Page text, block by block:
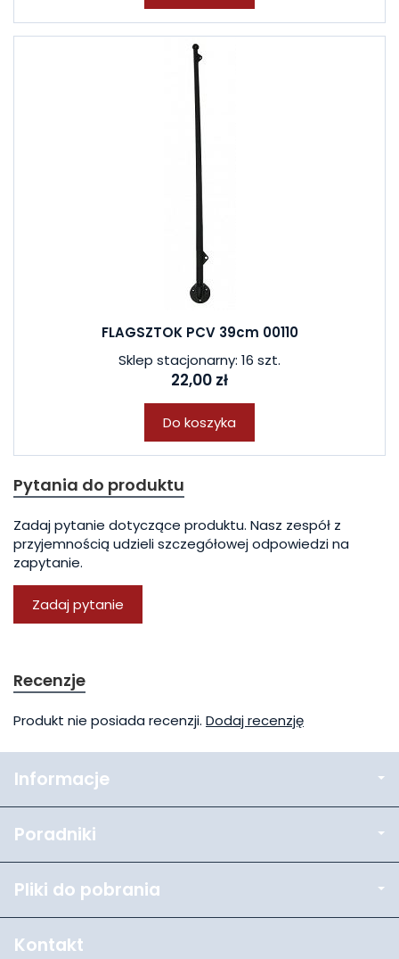
FLAGSZTOK PCV 39cm 00110
Sklep stacjonarny: 16 szt.
22,00 zł
Do koszyka
Pytania do produktu
Zadaj pytanie dotyczące produktu. Nasz zespół z
przyjemnością udzieli szczegółowej odpowiedzi na
zapytanie.
Zadaj pytanie
Recenzje
Produkt nie posiada recenzji. Dodaj recenzję
Informacje
Poradniki
Pliki do pobrania
Kontakt